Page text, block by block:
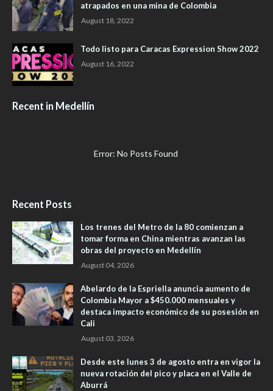
atrapados en una mina de Colombia
August 18, 2022
Todo listo para Caracas Expression Show 2022
August 16, 2022
Recent in Medellín
Error: No Posts Found
Recent Posts
Los trenes del Metro de la 80 comienzan a
tomar forma en China mientras avanzan las
obras del proyecto en Medellín
August 04, 2026
Abelardo de la Espriella anuncia aumento de
Colombia Mayor a $450.000 mensuales y
destaca impacto económico de su posesión en
Cali
August 03, 2026
Desde este lunes 3 de agosto entra en vigor la
nueva rotación del pico y placa en el Valle de
Aburrá